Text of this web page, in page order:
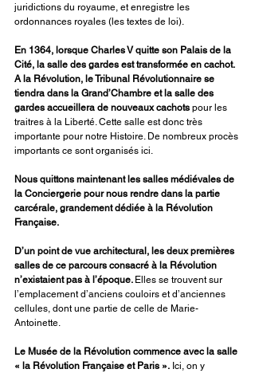
juridictions du royaume, et enregistre les
ordonnances royales (les textes de loi).
En 1364, lorsque Charles V quitte son Palais de la
Cité, la salle des gardes est transformée en cachot.
A la Révolution, le Tribunal Révolutionnaire se
tiendra dans la Grand’Chambre et la salle des
gardes accueillera de nouveaux cachots pour les
traitres à la Liberté. Cette salle est donc très
importante pour notre Histoire. De nombreux procès
importants ce sont organisés ici.
Nous quittons maintenant les salles médiévales de
la Conciergerie pour nous rendre dans la partie
carcérale, grandement dédiée à la Révolution
Française.
D’un point de vue architectural, les deux premières
salles de ce parcours consacré à la Révolution
n’existaient pas à l’époque. Elles se trouvent sur
l’emplacement d’anciens couloirs et d’anciennes
cellules, dont une partie de celle de Marie-
Antoinette.
Le Musée de la Révolution commence avec la salle
« la Révolution Française et Paris ». Ici, on y